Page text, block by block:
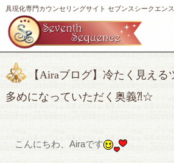
具現化専門カウンセリングサイト セブンスシークエンス
【Airaブログ】冷たく見えるツンデレ彼にデレ
多めになっていただく奥義⁈☆
こんにちわ、Airaです